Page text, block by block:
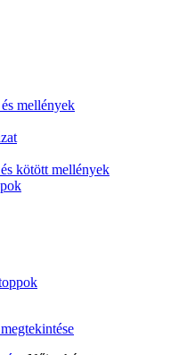
mellények
kötött mellények